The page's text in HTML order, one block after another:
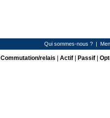
Qui sommes-nous ? |
Commutation/relais Actif| Passif|